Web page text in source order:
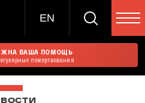
EN
ВАША ПОМОЩЬ
пожертвования